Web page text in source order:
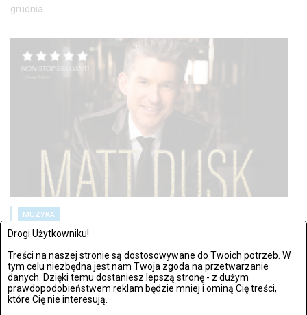
Drogi Użytkowniku!
Treści na naszej stronie są dostosowywane do Twoich potrzeb. W
tym celu niezbędna jest nam Twoja zgoda na przetwarzanie
danych. Dzięki temu dostaniesz lepszą stronę - z dużym
prawdopodobieństwem reklam będzie mniej i ominą Cię treści,
które Cię nie interesują.
grudnia...
MUZYKA
WTOREK, 17 WRZEŚNIA 2024, 23:19
Matt Dusk powraca do Polski – wiosenna trasa koncertowa w 13
miastach [WIDEO]
Kanadyjski wokalista i kompozytor Matt Dusk, ceniony przez